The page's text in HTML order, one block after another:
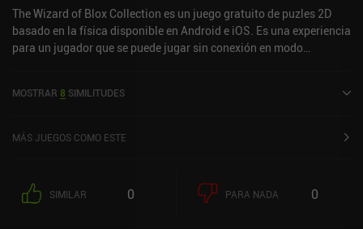
The Wizard of Blox Collection es un juego gratuito de puzles 2D
basado en la física disponible en Android e iOS. Es una experiencia
para un jugador que se puede jugar sin conexión en modo
MOSTRAR 8 SIMILITUDES
MÁS JUEGOS COMO ESTE
SIMILAR 0 PARA NADA 0